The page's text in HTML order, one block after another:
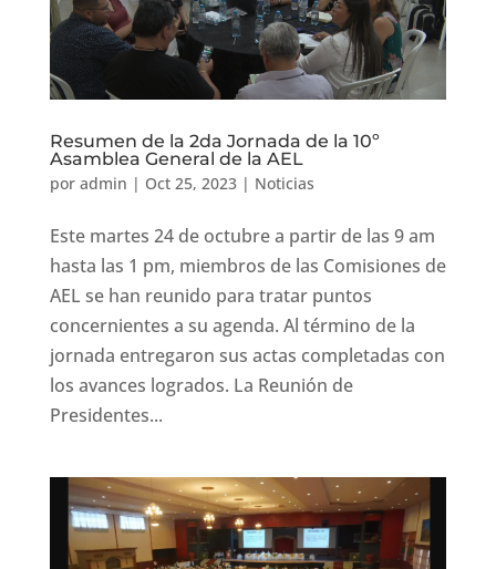
Resumen de la 2da Jornada de la 10º
Asamblea General de la AEL
por admin | Oct 25, 2023| Noticias
Este martes 24 de octubre a partir de las 9 am
hasta las 1 pm, miembros de las Comisiones de
AEL se han reunido para tratar puntos
concernientes a su agenda. Al término de la
jornada entregaron sus actas completadas con
los avances logrados. La Reunión de
Presidentes...